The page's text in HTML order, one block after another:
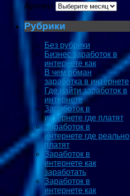
Архивы
Рубрики
Без рубрики
Бизнес заработок в
интернете как
В чем обман
заработка в интернете
Где найти заработок в
интернете
Заработок в
интернете где платят
Заработок в
интернете где реально
платят
Заработок в
интернете как
заработать
Заработок в
интернете как